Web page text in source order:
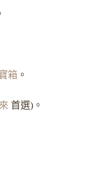
箱 。
首選)。